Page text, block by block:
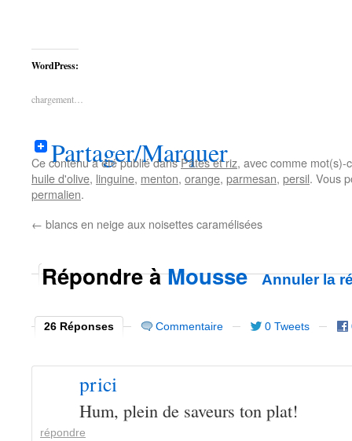
WordPress:
chargement…
Partager/Marquer
Ce contenu a été publié dansPâtes et riz, avec comme
huile d'olive, linguine, menton, orange, parmesan, persil. Vous
permalien.
← blancs en neige aux noisettes caramélisées
Répondre àMousse Annuler la
26 Réponses Commentaire 0 Tweets
prici
Hum, plein de saveurs ton plat!
répondre